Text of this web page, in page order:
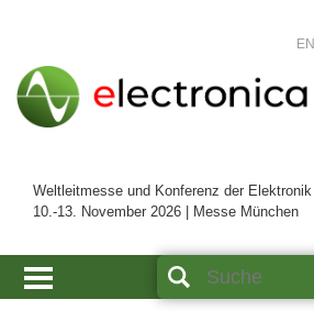
Weltleitmesse und Konferenz der Elektronik
10.-13. November 2026 | Messe München
EN